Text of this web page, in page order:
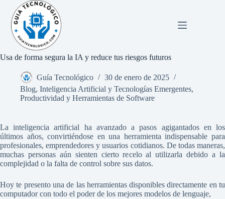
contenido
Usa de forma segura la IA y reduce tus riesgos futuros
Guía Tecnológico
30 de enero de 2025
Blog, Inteligencia Artificial y Tecnologías Emergentes,
Productividad y Herramientas de Software
La inteligencia artificial ha avanzado a pasos agigantados en los
últimos años, convirtiéndose en una herramienta indispensable para
profesionales, emprendedores y usuarios cotidianos. De todas maneras,
muchas personas aún sienten cierto recelo al utilizarla debido a la
complejidad o la falta de control sobre sus datos.
Hoy te presento una de las herramientas disponibles directamente en tu
computador con todo el poder de los mejores modelos de lenguaje,